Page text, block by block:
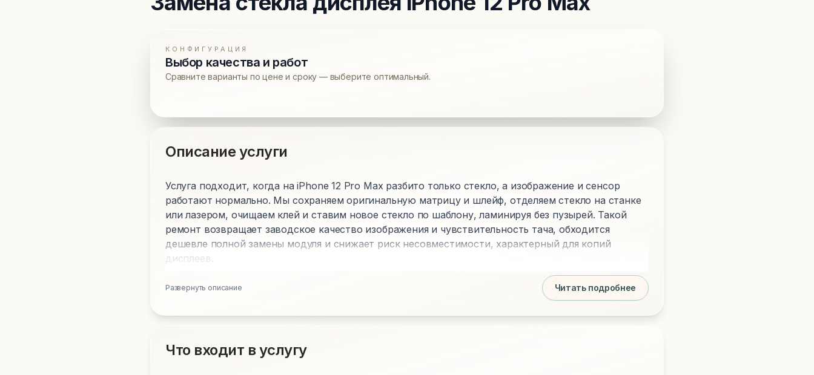
КОНФИГУРАЦИЯ
Выбор качества и работ
Сравните варианты по цене и сроку — выберите оптимальный.
Описание услуги
Услуга подходит, когда на iPhone 12 Pro Max разбито только стекло, а изображение и сенсор
работают нормально. Мы сохраняем оригинальную матрицу и шлейф, отделяем стекло на станке
или лазером, очищаем клей и ставим новое стекло по шаблону, ламинируя без пузырей. Такой
ремонт возвращает заводское качество изображения и чувствительность тача, обходится
дешевле полной замены модуля и снижает риск несовместимости, характерный для копий
дисплеев.
Развернуть описание Читать подробнее
Что входит в услугу